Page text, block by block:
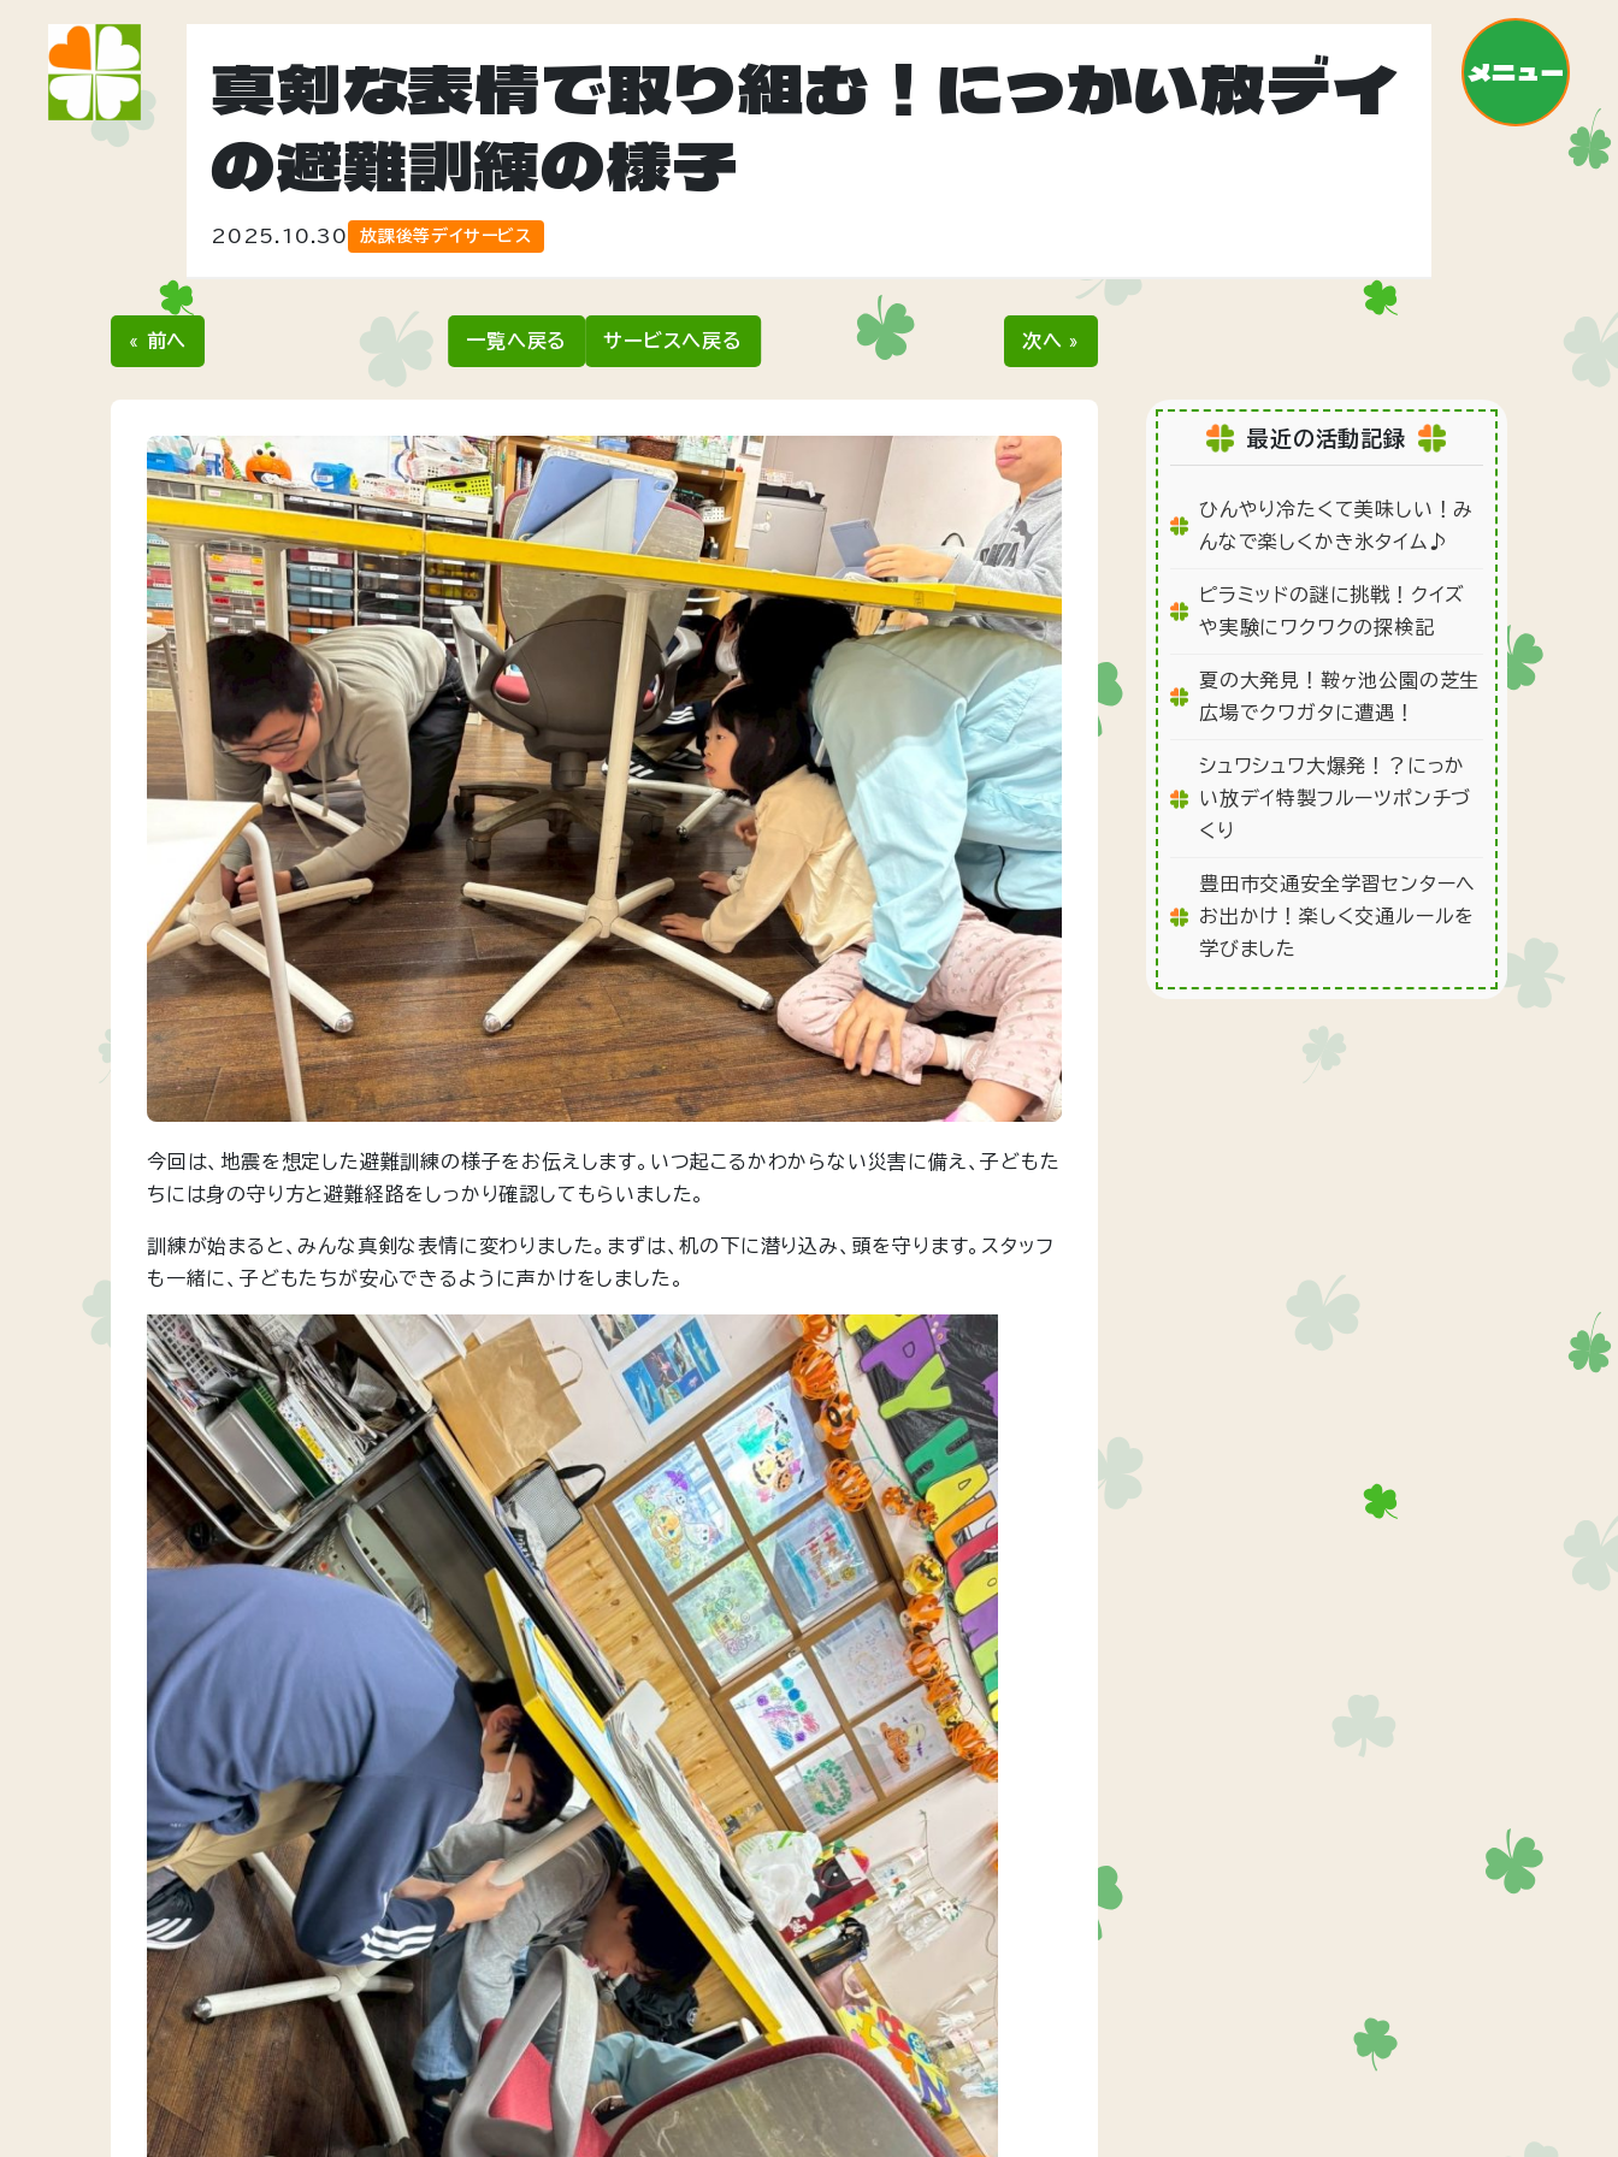
メニュー
真剣な表情で取り組む！にっかい放デイ
の避難訓練の様子
2025.10.30 放課後等デイサービス
« 前へ 一覧へ戻る サービスへ戻る 次へ »
今回は、地震を想定した避難訓練の様子をお伝えします。いつ起こるかわからない災害に備え、子どもた
ちには身の守り方と避難経路をしっかり確認してもらいました。
訓練が始まると、みんな真剣な表情に変わりました。まずは、机の下に潜り込み、頭を守ります。スタッフ
も一緒に、子どもたちが安心できるように声かけをしました。
最近の活動記録
ひんやり冷たくて美味しい！み
んなで楽しくかき氷タイム♪
ピラミッドの謎に挑戦！クイズ
や実験にワクワクの探検記
夏の大発見！鞍ヶ池公園の芝生
広場でクワガタに遭遇！
シュワシュワ大爆発！？にっか
い放デイ特製フルーツポンチづ
くり
豊田市交通安全学習センターへ
お出かけ！楽しく交通ルールを
学びました